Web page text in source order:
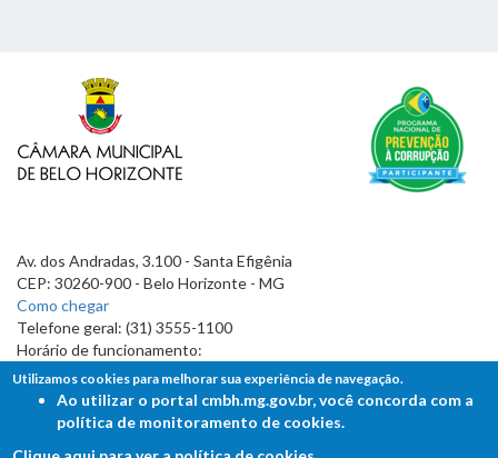
Av. dos Andradas, 3.100 - Santa Efigênia
CEP: 30260-900 - Belo Horizonte - MG
Como chegar
Telefone geral: (31) 3555-1100
Horário de funcionamento:
7h às 19h
Utilizamos cookies para melhorar sua experiência de navegação.
Ao utilizar o portal cmbh.mg.gov.br, você concorda com a
política de monitoramento de cookies.